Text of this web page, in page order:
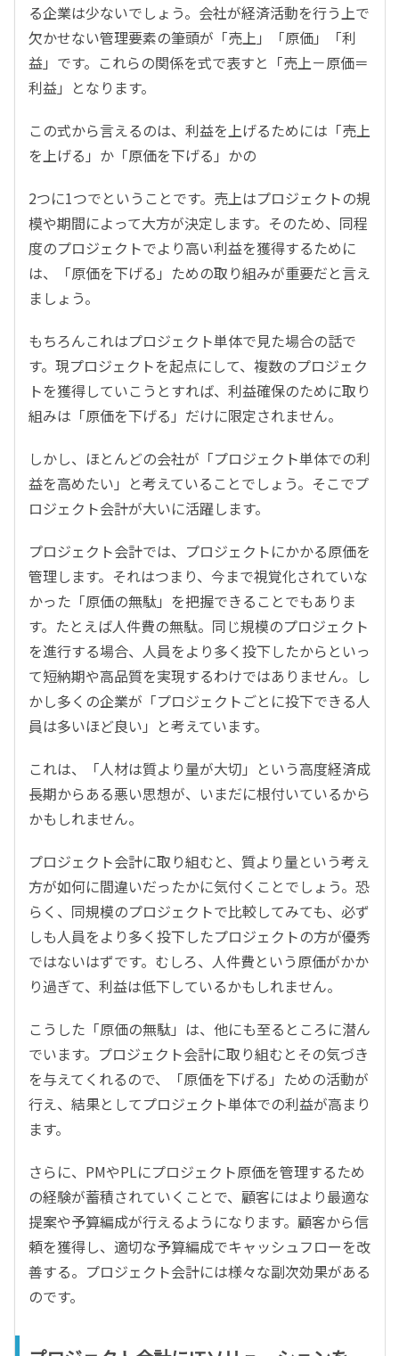
る企業は少ないでしょう。会社が経済活動を行う上で
欠かせない管理要素の筆頭が「売上」「原価」「利
益」です。これらの関係を式で表すと「売上－原価＝
利益」となります。
この式から言えるのは、利益を上げるためには「売上
を上げる」か「原価を下げる」かの
2つに1つでということです。売上はプロジェクトの規
模や期間によって大方が決定します。そのため、同程
度のプロジェクトでより高い利益を獲得するために
は、「原価を下げる」ための取り組みが重要だと言え
ましょう。
もちろんこれはプロジェクト単体で見た場合の話で
す。現プロジェクトを起点にして、複数のプロジェク
トを獲得していこうとすれば、利益確保のために取り
組みは「原価を下げる」だけに限定されません。
しかし、ほとんどの会社が「プロジェクト単体での利
益を高めたい」と考えていることでしょう。そこでプ
ロジェクト会計が大いに活躍します。
プロジェクト会計では、プロジェクトにかかる原価を
管理します。それはつまり、今まで視覚化されていな
かった「原価の無駄」を把握できることでもありま
す。たとえば人件費の無駄。同じ規模のプロジェクト
を進行する場合、人員をより多く投下したからといっ
て短納期や高品質を実現するわけではありません。し
かし多くの企業が「プロジェクトごとに投下できる人
員は多いほど良い」と考えています。
これは、「人材は質より量が大切」という高度経済成
長期からある悪い思想が、いまだに根付いているから
かもしれません。
プロジェクト会計に取り組むと、質より量という考え
方が如何に間違いだったかに気付くことでしょう。恐
らく、同規模のプロジェクトで比較してみても、必ず
しも人員をより多く投下したプロジェクトの方が優秀
ではないはずです。むしろ、人件費という原価がかか
り過ぎて、利益は低下しているかもしれません。
こうした「原価の無駄」は、他にも至るところに潜ん
でいます。プロジェクト会計に取り組むとその気づき
を与えてくれるので、「原価を下げる」ための活動が
行え、結果としてプロジェクト単体での利益が高まり
ます。
さらに、PMやPLにプロジェクト原価を管理するため
の経験が蓄積されていくことで、顧客にはより最適な
提案や予算編成が行えるようになります。顧客から信
頼を獲得し、適切な予算編成でキャッシュフローを改
善する。プロジェクト会計には様々な副次効果がある
のです。